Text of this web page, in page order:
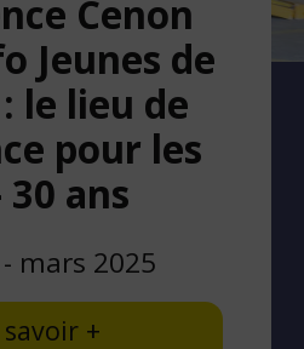
Cenon
Jeunes de
le lieu de
pour les
30 ans
- mars 2025
savoir +